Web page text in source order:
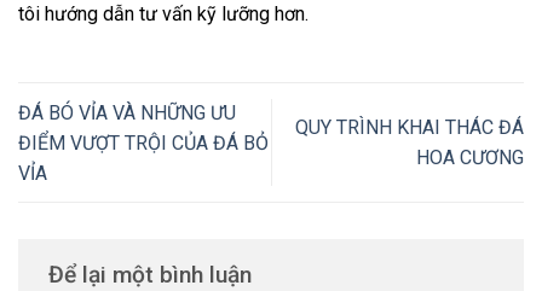
tôi hướng dẫn tư vấn kỹ lưỡng hơn.
ĐÁ BÓ VỈA VÀ NHỮNG ƯU
ĐIỂM VƯỢT TRỘI CỦA ĐÁ BỎ
VỈA
QUY TRÌNH KHAI THÁC ĐÁ
HOA CƯƠNG
Để lại một bình luận